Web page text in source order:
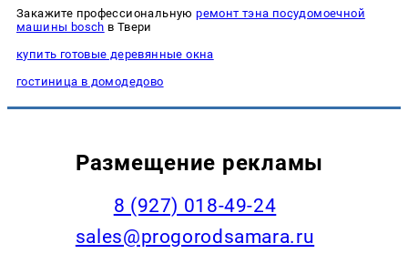
Закажите профессиональнуюремонт тэна посудомоечной
машины bosch в Твери
купить готовые деревянные окна
гостиница в домодедово
Размещение рекламы
8 (927) 018-49-24
sales@progorodsamara.ru